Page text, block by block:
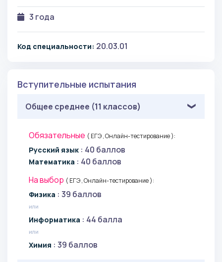
3 года
Код специальности: 20.03.01
Вступительные испытания
Общее среднее (11 классов)
Обязательные ( ЕГЭ , Онлайн-тестирование ):
Русский язык : 40 баллов
Математика : 40 баллов
На выбор ( ЕГЭ , Онлайн-тестирование ):
Физика : 39 баллов
или
Информатика : 44 балла
или
Химия : 39 баллов